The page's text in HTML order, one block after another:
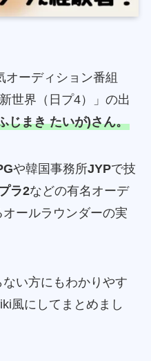
オーディション番組
世界（日プ4）」の出
じまき たいが)さん。
や韓国事務所JYPで技
ラ2などの有名オーデ
ールラウンダーの実
い方にもわかりやす
風にしてまとめまし